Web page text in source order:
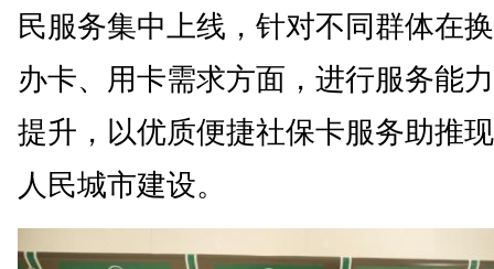
民服务集中上线，针对不同群体在
办卡、用卡需求方面，进行服务能
提升，以优质便捷社保卡服务助推
人民城市建设。